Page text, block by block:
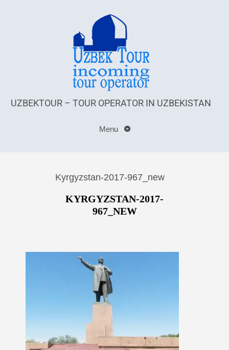
UZBEKTOUR – TOUR OPERATOR IN UZBEKISTAN
Menu
Kyrgyzstan-2017-967_new
KYRGYZSTAN-2017-
967_NEW